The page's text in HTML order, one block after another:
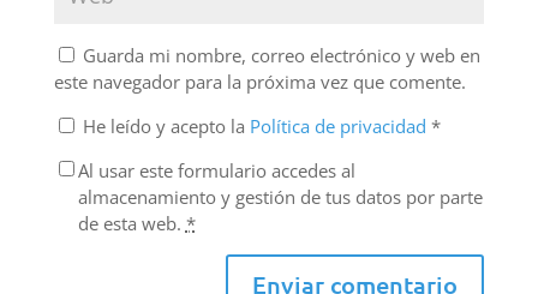
Guarda mi nombre, correo electrónico y web en
este navegador para la próxima vez que comente.
He leído y acepto la Política de privacidad *
Al usar este formulario accedes al
almacenamiento y gestión de tus datos por parte
de esta web. *